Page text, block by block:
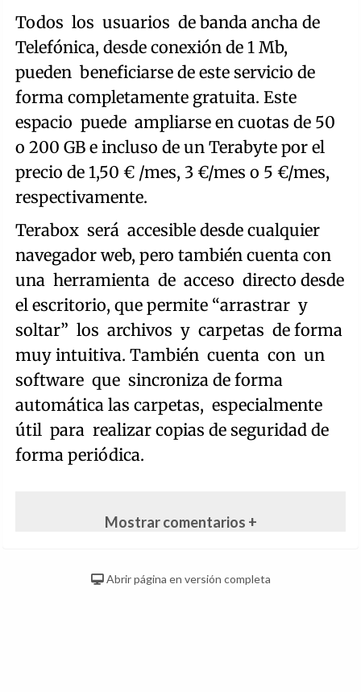
Todos los usuarios de banda ancha de
Telefónica, desde conexión de 1 Mb,
pueden beneficiarse de este servicio de
forma completamente gratuita. Este
espacio puede ampliarse en cuotas de 50
o 200 GB e incluso de un Terabyte por el
precio de 1,50 € /mes, 3 €/mes o 5 €/mes,
respectivamente.
Terabox será accesible desde cualquier
navegador web, pero también cuenta con
una herramienta de acceso directo desde
el escritorio, que permite “arrastrar y
soltar” los archivos y carpetas de forma
muy intuitiva. También cuenta con un
software que sincroniza de forma
automática las carpetas, especialmente
útil para realizar copias de seguridad de
forma periódica.
Mostrar comentarios +
Abrir página en versión completa